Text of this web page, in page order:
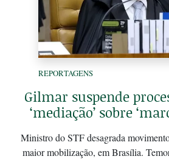
REPORTAGENS
Gilmar suspende
‘mediação’ sobre
Ministro do STF desagrada
maior mobilização, em Brasília.